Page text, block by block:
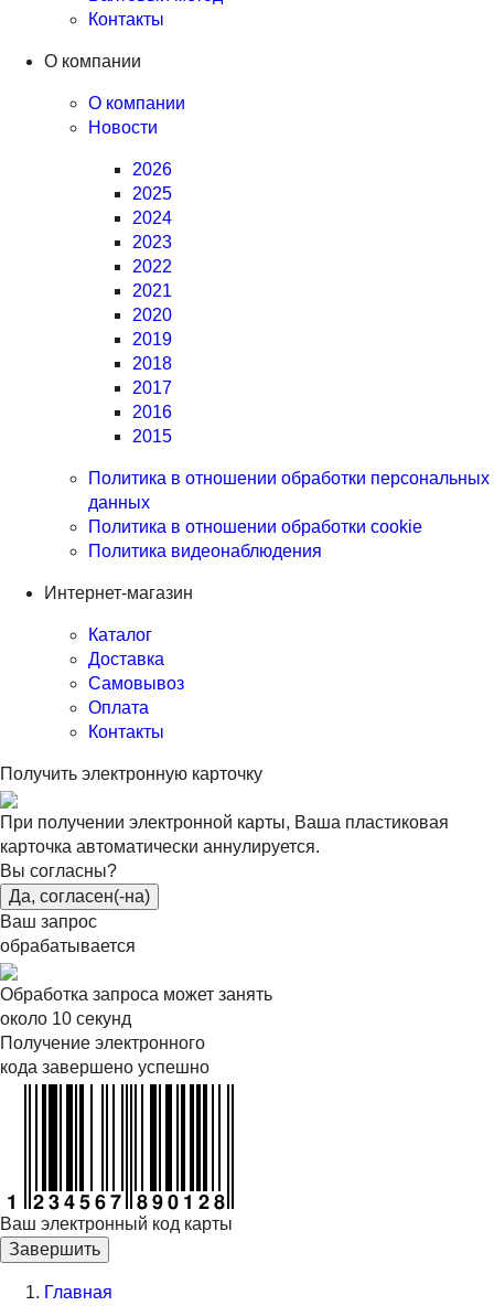
Контакты
О компании
О компании
Новости
2026
2025
2024
2023
2022
2021
2020
2019
2018
2017
2016
2015
Политика в отношении обработки персональных
данных
Политика в отношении обработки cookie
Политика видеонаблюдения
Интернет-магазин
Каталог
Доставка
Самовывоз
Оплата
Контакты
Получить электронную карточку
При получении электронной карты, Ваша пластиковая
карточка автоматически аннулируется.
Вы согласны?
Да, согласен(-на)
Ваш запрос
обрабатывается
Обработка запроса может занять
около 10 секунд
Получение электронного
кода завершено успешно
Ваш электронный код карты
Завершить
Главная